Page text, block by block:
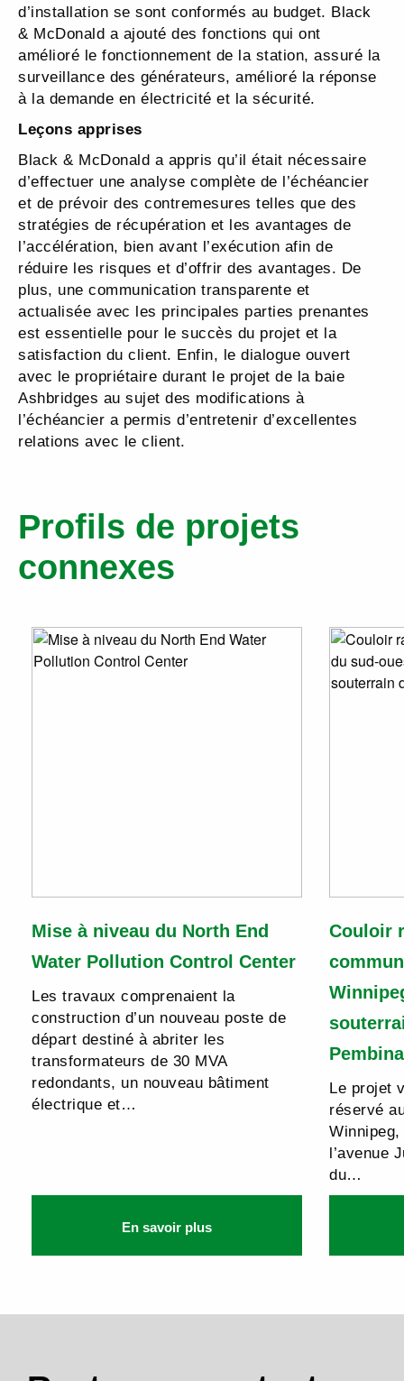
d’installation se sont conformés au budget. Black
& McDonald a ajouté des fonctions qui ont
amélioré le fonctionnement de la station, assuré la
surveillance des générateurs, amélioré la réponse
à la demande en électricité et la sécurité.
Leçons apprises
Black & McDonald a appris qu’il était nécessaire
d’effectuer une analyse complète de l’échéancier
et de prévoir des contremesures telles que des
stratégies de récupération et les avantages de
l’accélération, bien avant l’exécution afin de
réduire les risques et d’offrir des avantages. De
plus, une communication transparente et
actualisée avec les principales parties prenantes
est essentielle pour le succès du projet et la
satisfaction du client. Enfin, le dialogue ouvert
avec le propriétaire durant le projet de la baie
Ashbridges au sujet des modifications à
l’échéancier a permis d’entretenir d’excellentes
relations avec le client.
Profils de projets
connexes
Mise à niveau du North End
Water Pollution Control Center
Les travaux comprenaient la
construction d’un nouveau poste de
départ destiné à abriter les
transformateurs de 30 MVA
redondants, un nouveau bâtiment
électrique et…
En savoir plus
Couloir
Pembina
Le projet
réservé
Winnipeg,
l’avenue
du…